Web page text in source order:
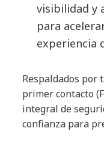
visibilidad y
para
experiencia
Respaldados por
primer contacto
integral de
confianza para